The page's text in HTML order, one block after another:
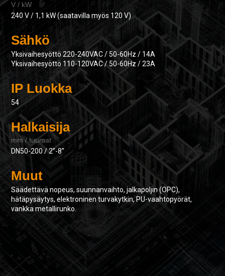
V / kW
240 V / 1,1 kW (saatavilla myös 120 V)
Sähkö
Yksivaihesyöttö 220-240VAC / 50-60Hz / 14A
Yksivaihesyöttö 110-120VAC / 50-60Hz / 23A
IP Luokka
54
Halkaisija
mm / tuumat
DN50-200 / 2”-8”
Muut
Säädettävä nopeus, suunnanvaihto, jalkapoljin (OPC),
hätäpysäytys, elektroninen turvakytkin, PU-vaahtopyörät,
vankka metallirunko.